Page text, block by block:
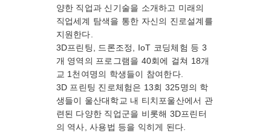
양한 직업과 신기술을 소개하고 미래의
직업세계 탐색을 통한 자신의 진로설계를
지원한다.
3D프린팅, 드론조정, IoT 코딩체험 등 3
개 영역의 프로그램을 40회에 걸쳐 18개
교 1천여명의 학생들이 참여한다.
3D 프린팅 진로체험은 13회 325명의 학
생들이 울산대학교 내 티치포울산에서 관
련된 다양한 직업군을 비롯해 3D프린터
의 역사, 사용법 등을 익히게 된다.